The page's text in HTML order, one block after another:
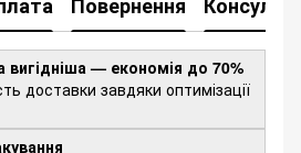
вигідніша — економія до 70%
доставки завдяки оптимізації